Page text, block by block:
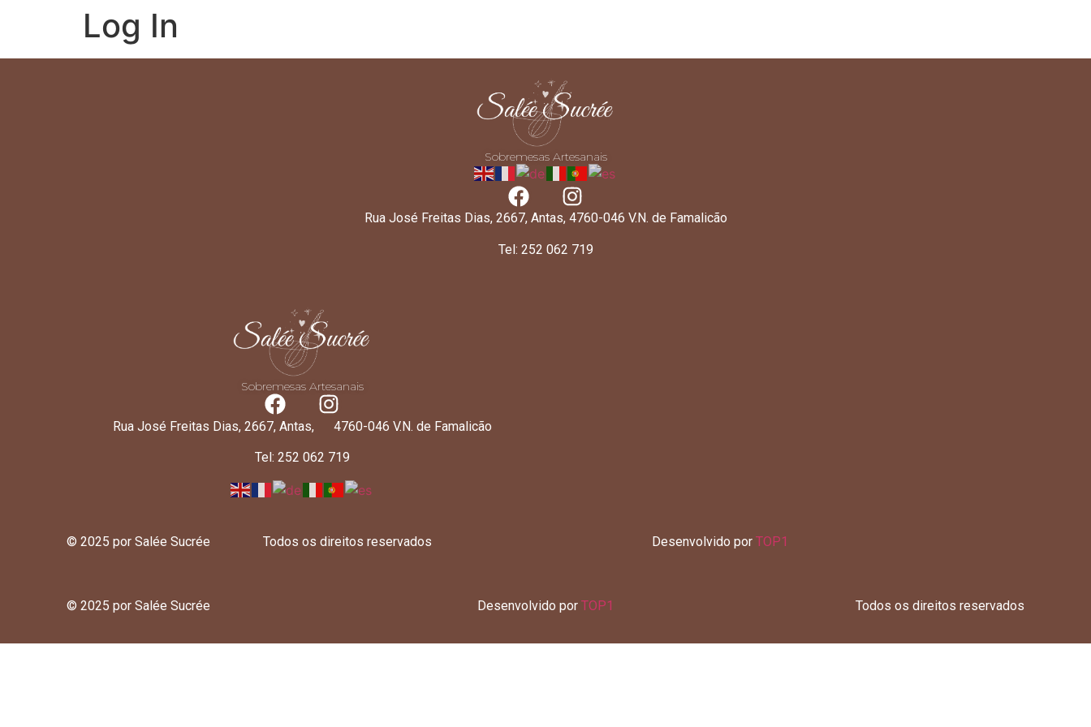
Log In
Sobremesas Artesanais
Rua José Freitas Dias, 2667, Antas, 4760-046 V.N. de Famalicão
Tel: 252 062 719
Sobremesas Artesanais
Rua José Freitas Dias, 2667, Antas, 4760-046 V.N. de Famalicão
Tel: 252 062 719
© 2025 por Salée Sucrée Todos os direitos reservados Desenvolvido por TOP1
© 2025 por Salée Sucrée Desenvolvido por TOP1 Todos os direitos reservados